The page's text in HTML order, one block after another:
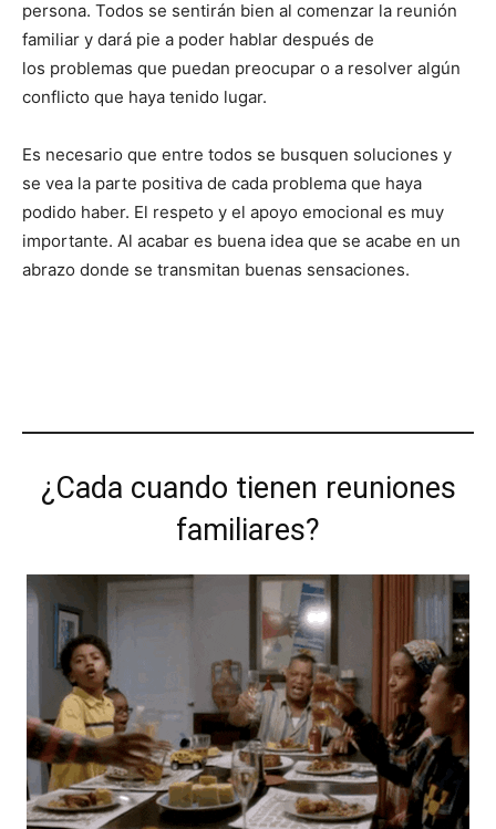
persona. Todos se sentirán bien al comenzar la reunión
familiar y dará pie a poder hablar después de
los problemas que puedan preocupar o a resolver algún
conflicto que haya tenido lugar.
Es necesario que entre todos se busquen soluciones y
se vea la parte positiva de cada problema que haya
podido haber. El respeto y el apoyo emocional es muy
importante. Al acabar es buena idea que se acabe en un
abrazo donde se transmitan buenas sensaciones.
¿Cada cuando tienen reuniones
familiares?